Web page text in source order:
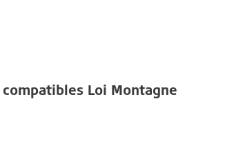
compatibles Loi Montagne